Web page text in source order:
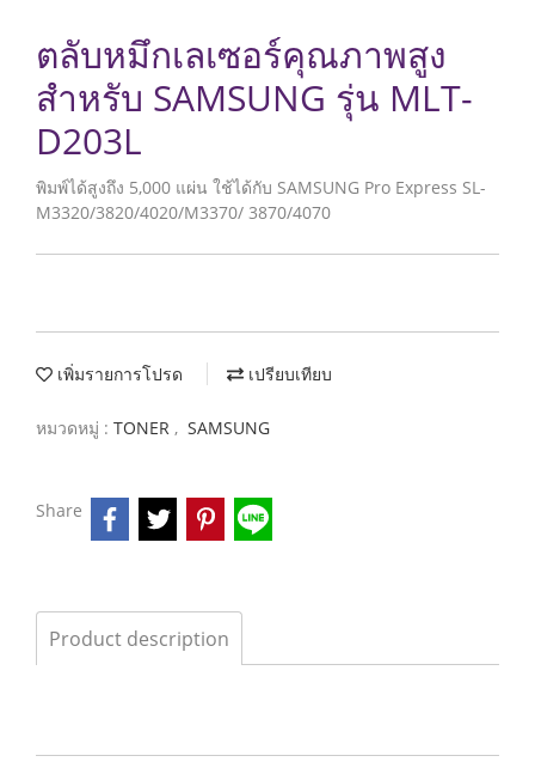
ตลับหมึกเลเซอร์คุณภาพสูง
สำหรับ SAMSUNG รุ่น MLT-
D203L
พิมพ์ได้สูงถึง 5,000 แผ่น ใช้ได้กับ SAMSUNG Pro Express SL-
M3320/3820/4020/M3370/ 3870/4070
เพิ่มรายการโปรด เปรียบเทียบ
หมวดหมู่ : TONER , SAMSUNG
Share
Product description